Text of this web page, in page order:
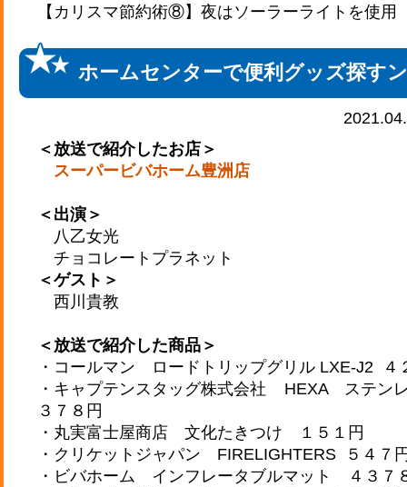
【カリスマ節約術⑧】夜はソーラーライトを使用
ホームセンターで便利グッズ探す
＜放送で紹介したお店＞
スーパービバホーム豊洲店
＜出演＞
八乙女光
チョコレートプラネット
＜ゲスト＞
西川貴教
＜放送で紹介した商品＞
・コールマン ロードトリップグリル LXE-J2 ４
・キャプテンスタッグ株式会社 HEXA ステン
３７８円
・丸実富士屋商店 文化たきつけ １５１円
・クリケットジャパン FIRELIGHTERS ５４７
・ビバホーム インフレータブルマット ４３７